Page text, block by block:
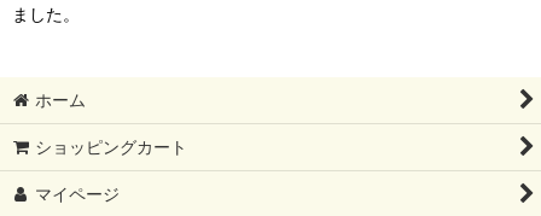
ました。
ホーム
ショッピングカート
マイページ